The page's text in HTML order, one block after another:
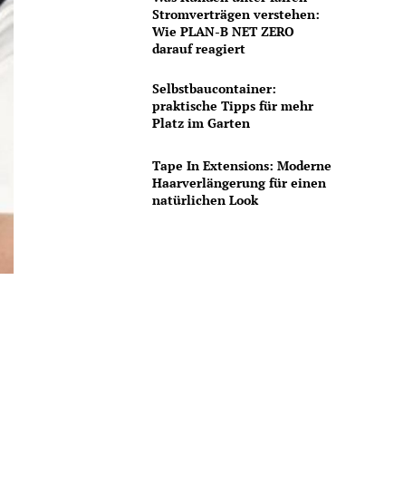
Stromverträgen verstehen:
Wie PLAN-B NET ZERO
darauf reagiert
Selbstbaucontainer:
praktische Tipps für mehr
Platz im Garten
Tape In Extensions: Moderne
Haarverlängerung für einen
natürlichen Look